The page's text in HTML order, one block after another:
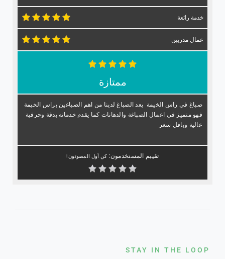
خدمة رائعة
عمال مدربين
ممتازة
صباغ في راس الخيمة يعد الصباغ لدينا من اهم الصباغين براس الخيمة
فهو متميز في اعمال الصباغة والدهانات كما يقدم خدماته بدقة وحرفية
عالية وباقل سعر
تقييم المستخدمون: كن أول المصوتون !
STAY IN THE LOOP